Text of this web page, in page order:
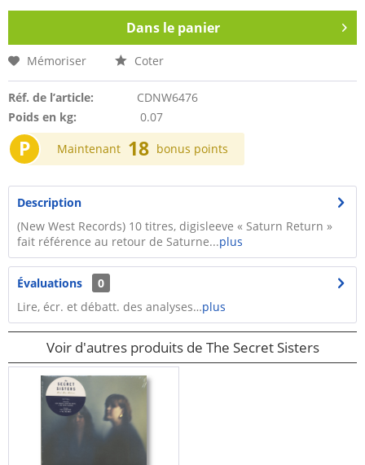
Dans le panier
Mémoriser Coter
Réf. de l’article:
CDNW6476
Poids en kg:
0.07
P Maintenant 18 bonus points
Description
(New West Records) 10 titres, digisleeve « Saturn Return »
fait référence au retour de Saturne...plus
Évaluations
0
Lire, écr. et débatt. des analyses…plus
Voir d'autres produits de The Secret Sisters